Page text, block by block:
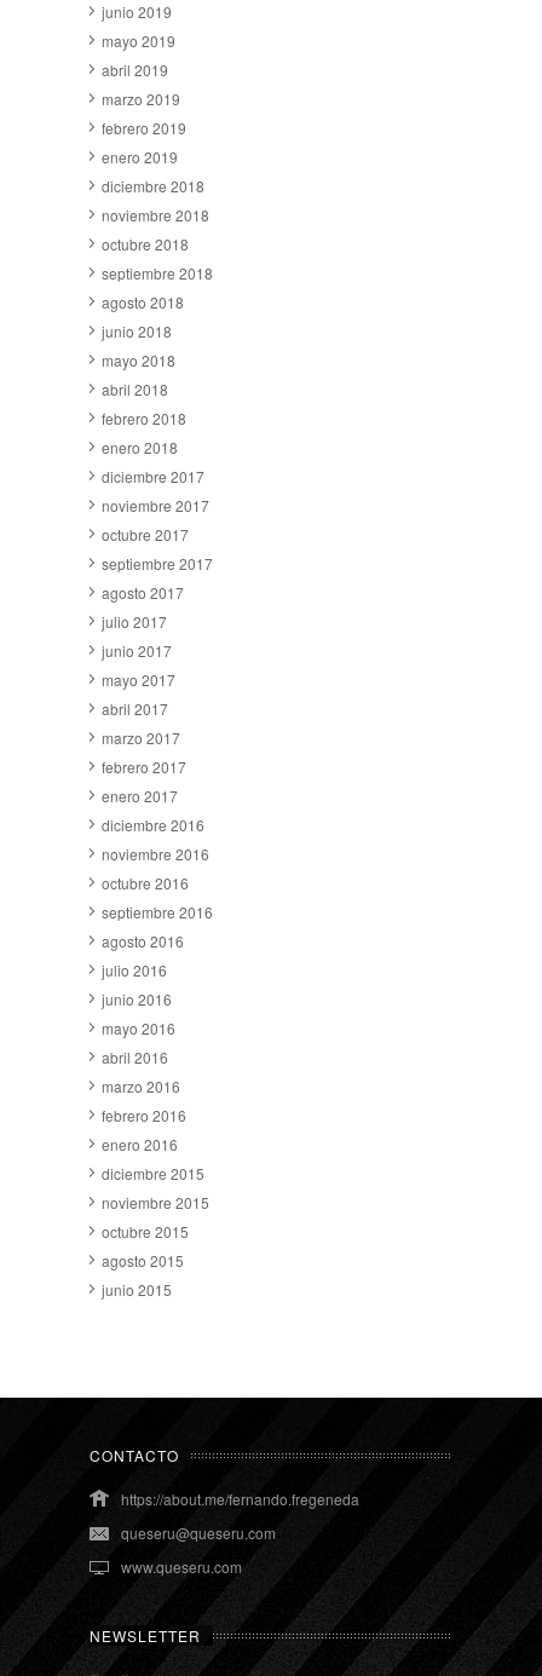
junio 2019
mayo 2019
abril 2019
marzo 2019
febrero 2019
enero 2019
diciembre 2018
noviembre 2018
octubre 2018
septiembre 2018
agosto 2018
junio 2018
mayo 2018
abril 2018
febrero 2018
enero 2018
diciembre 2017
noviembre 2017
octubre 2017
septiembre 2017
agosto 2017
julio 2017
junio 2017
mayo 2017
abril 2017
marzo 2017
febrero 2017
enero 2017
diciembre 2016
noviembre 2016
octubre 2016
septiembre 2016
agosto 2016
julio 2016
junio 2016
mayo 2016
abril 2016
marzo 2016
febrero 2016
enero 2016
diciembre 2015
noviembre 2015
octubre 2015
agosto 2015
junio 2015
CONTACTO
https://about.me/fernando.fregeneda
queseru@queseru.com
www.queseru.com
NEWSLETTER